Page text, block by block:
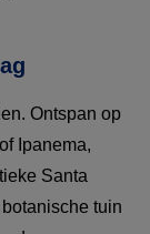
Ontspan op
Ipanema,
Santa
tuin